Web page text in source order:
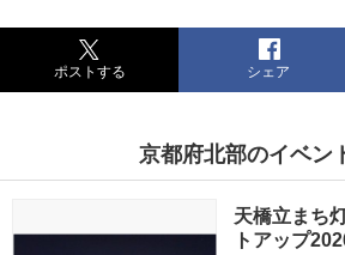
ポストする シェア
京都府北部のイベン
天橋立まち
トアップ